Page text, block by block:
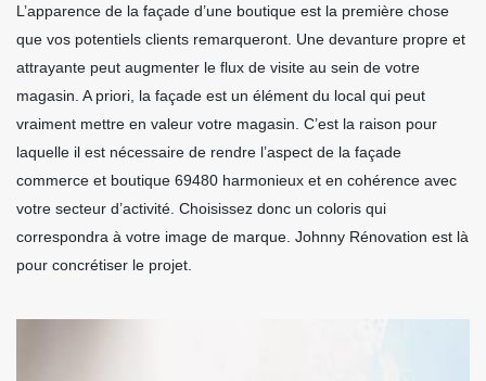
L’apparence de la façade d’une boutique est la première chose
que vos potentiels clients remarqueront. Une devanture propre et
attrayante peut augmenter le flux de visite au sein de votre
magasin. A priori, la façade est un élément du local qui peut
vraiment mettre en valeur votre magasin. C’est la raison pour
laquelle il est nécessaire de rendre l’aspect de la façade
commerce et boutique 69480 harmonieux et en cohérence avec
votre secteur d’activité. Choisissez donc un coloris qui
correspondra à votre image de marque. Johnny Rénovation est là
pour concrétiser le projet.